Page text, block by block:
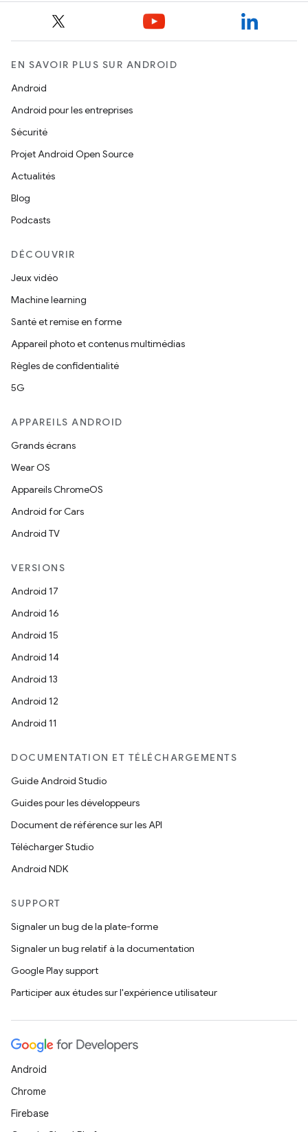
EN SAVOIR PLUS SUR ANDROID
Android
Android pour les entreprises
Sécurité
Projet Android Open Source
Actualités
Blog
Podcasts
DÉCOUVRIR
Jeux vidéo
Machine learning
Santé et remise en forme
Appareil photo et contenus multimédias
Règles de confidentialité
5G
APPAREILS ANDROID
Grands écrans
Wear OS
Appareils ChromeOS
Android for Cars
Android TV
VERSIONS
Android 17
Android 16
Android 15
Android 14
Android 13
Android 12
Android 11
DOCUMENTATION ET TÉLÉCHARGEMENTS
Guide Android Studio
Guides pour les développeurs
Document de référence sur les API
Télécharger Studio
Android NDK
SUPPORT
Signaler un bug de la plate-forme
Signaler un bug relatif à la documentation
Google Play support
Participer aux études sur l'expérience utilisateur
Android
Chrome
Firebase